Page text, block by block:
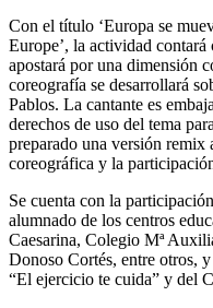
Con el título ‘Europa se
Europe’, la actividad
apostará por una dimensión
coreografía se desarrollará
Pablos. La cantante es
derechos de uso del tema
preparado una versión remix
coreográfica y la
Se cuenta con la
alumnado de los centros
Caesarina, Colegio Mª
Donoso Cortés, entre otros,
“El ejercicio te cuida” y del